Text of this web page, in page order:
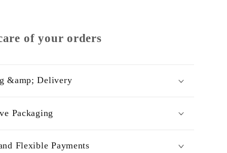
of your orders
&amp; Delivery
Packaging
Flexible Payments